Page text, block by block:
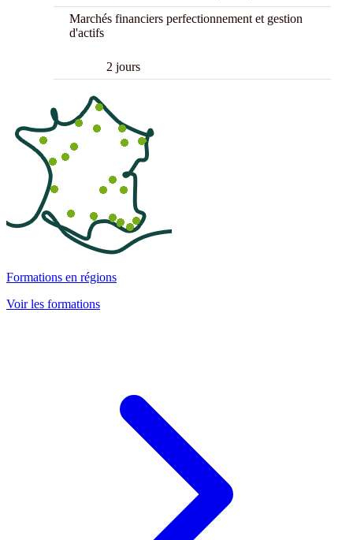
Marchés financiers perfectionnement et gestion
d'actifs
2 jours
Formations en régions
Voir les formations